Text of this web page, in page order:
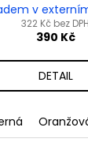
v
322 Kč bez DPH
390 Kč
DETAIL